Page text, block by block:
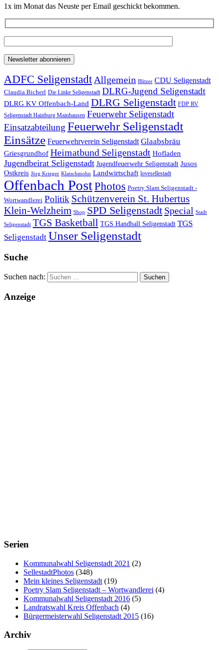
1x im Monat das Neuste per Email geschickt bekommen.
ADFC SeligenstadtAllgemein Blitzer CDU Seligenstadt
Claudia Bicherl Die Linke Seligenstadt DLRG-Jugend Seligenstadt
DLRG KV Offenbach-Land DLRG Seligenstadt FDP RV
Seligenstadt Hainburg Mainhausen Feuerwehr Seligenstadt
Einsatzabteilung Feuerwehr Seligenstadt
Einsätze Feuerwehrverein Seligenstadt Glaabsbräu
Griesgrundhof Heimatbund Seligenstadt Hofladen
Jugendbeirat Seligenstadt Jugendfeuerwehr Seligenstadt Jusos
Ostkreis Jörg Krieger Klatschmohn Landwirtschaft lovesellestadt
Offenbach PostPhotos Poetry Slam Seligenstadt -
Wortwandlerei Politik Schützenverein St. Hubertus
Klein-Welzheim Shop SPD Seligenstadt Special Stadt
Seligenstadt TGS Basketball TGS Handball Seligenstadt TGS
Seligenstadt Unser Seligenstadt
Suche
Suchen nach:
Anzeige
Serien
Kommunalwahl Seligenstadt 2021 (2)
SellestadtPhotos (348)
Mein kleines Seligenstadt (19)
Poetry Slam Seligenstadt – Wortwandlerei (4)
Kommunalwahl Seligenstadt 2016 (5)
Landratswahl Kreis Offenbach (4)
Bürgermeisterwahl Seligenstadt 2015 (16)
Archiv